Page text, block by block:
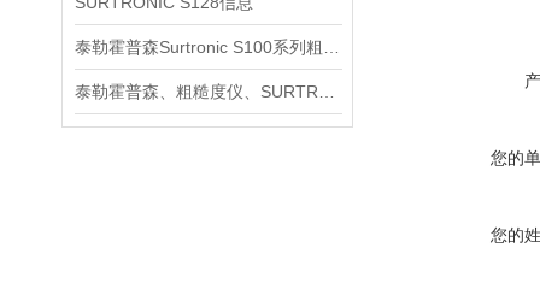
您的
您的